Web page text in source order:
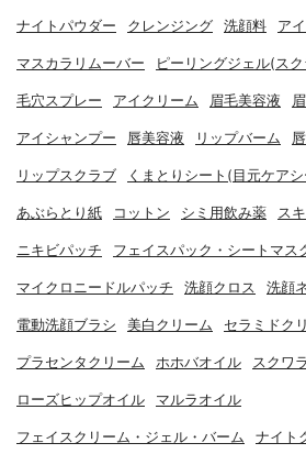
ナイトパウダー クレンジング 洗顔料 ア
マスカラリムーバー ピーリングジェル(ス
毛穴スプレー アイクリーム 眉毛美容液
アイシャンプー 唇美容液 リップバーム
リップスクラブ くまとりシート(目元ケア
あぶらとり紙 コットン シミ用飲み薬 ス
ニキビパッチ フェイスパック・シートマス
マイクロニードルパッチ 洗顔クロス 洗顔
電動洗顔ブラシ 美白クリーム セラミドク
プラセンタクリーム ホホバオイル スクワ
ローズヒップオイル マルラオイル
フェイスクリーム・ジェル・バーム ナイト